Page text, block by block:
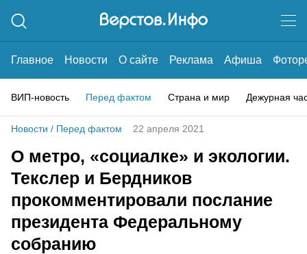
Главное Новости О сайте Реклама Афиша
ВИП-новость Перед фактом Страна и мир Дежурная
Новости / Перед фактом 22 апреля 2021
О метро, «социалке» и экологии.
Текслер и Бердников
прокомментировали послание
президента Федеральному
собранию